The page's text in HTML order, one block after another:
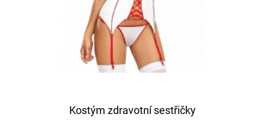
Kostým zdravotní sestřičky